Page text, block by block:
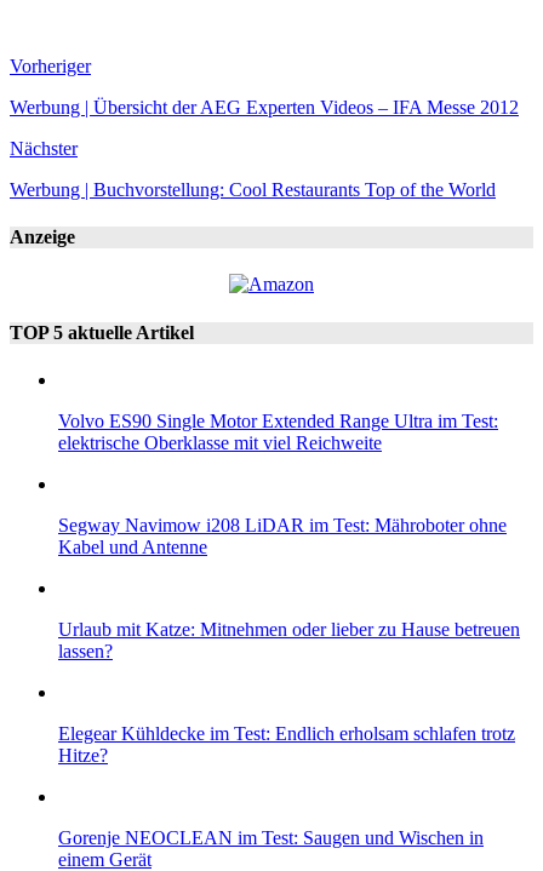
Vorheriger
Werbung | Übersicht der AEG Experten Videos – IFA Messe 2012
Nächster
Werbung | Buchvorstellung: Cool Restaurants Top of the World
Anzeige
TOP 5 aktuelle Artikel
Volvo ES90 Single Motor Extended Range Ultra im Test:
elektrische Oberklasse mit viel Reichweite
Segway Navimow i208 LiDAR im Test: Mähroboter ohne
Kabel und Antenne
Urlaub mit Katze: Mitnehmen oder lieber zu Hause betreuen
lassen?
Elegear Kühldecke im Test: Endlich erholsam schlafen trotz
Hitze?
Gorenje NEOCLEAN im Test: Saugen und Wischen in
einem Gerät